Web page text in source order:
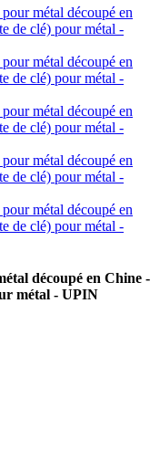
découpé en Chine -
métal - UPIN